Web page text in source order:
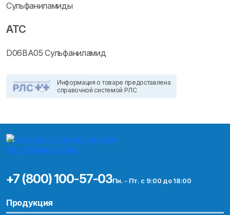
Сульфаниламиды
ATC
D06BA05 Сульфаниламид
Информация о товаре предоставлена
справочной системой РЛС
+7 (800) 100-57-03Пн. - Пт. с 9:00 до 18:00
Продукция